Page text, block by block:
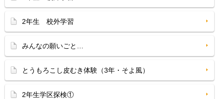
2年生 校外学習
みんなの願いごと…
とうもろこし皮むき体験（3年・そよ風）
2年生学区探検①